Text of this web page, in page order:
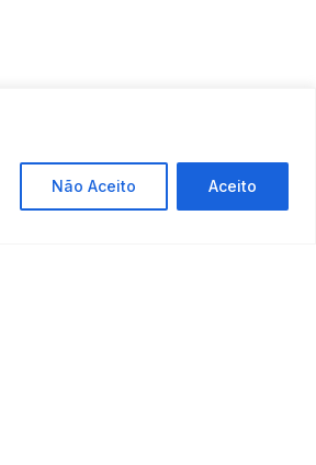
Não Aceito Aceito
Fale Conosco